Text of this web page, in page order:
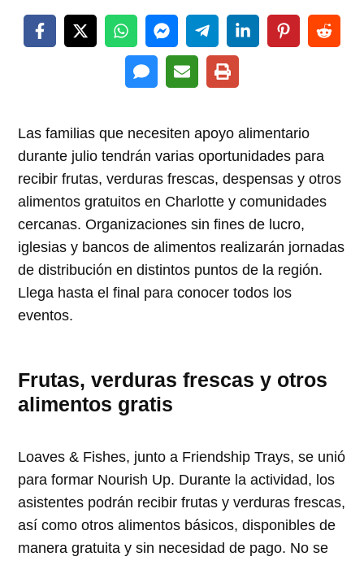
Las familias que necesiten apoyo alimentario
durante julio tendrán varias oportunidades para
recibir frutas, verduras frescas, despensas y otros
alimentos gratuitos en Charlotte y comunidades
cercanas. Organizaciones sin fines de lucro,
iglesias y bancos de alimentos realizarán jornadas
de distribución en distintos puntos de la región.
Llega hasta el final para conocer todos los
eventos.
Frutas, verduras frescas y otros
alimentos gratis
Loaves & Fishes, junto a Friendship Trays, se unió
para formar Nourish Up. Durante la actividad, los
asistentes podrán recibir frutas y verduras frescas,
así como otros alimentos básicos, disponibles de
manera gratuita y sin necesidad de pago. No se